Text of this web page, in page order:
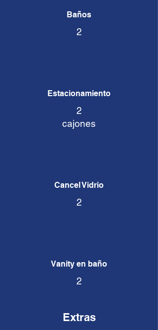
Baños
2
Estacionamiento
2
cajones
Cancel Vidrio
2
Vanity en baño
2
Extras